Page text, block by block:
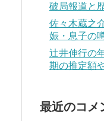
破局報道と
佐々木蔵之
娠・息子の
辻井伸行の
期の推定額
最近のコメ